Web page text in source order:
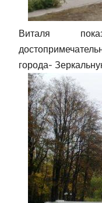
Виталя
города-